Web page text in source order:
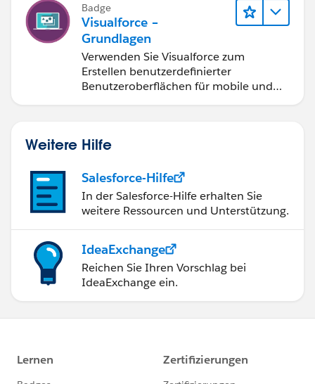
Badge
Visualforce –
Grundlagen
Verwenden Sie Visualforce zum
Erstellen benutzerdefinierter
Benutzeroberflächen für mobile und
Weitere Hilfe
Salesforce-Hilfe
In der Salesforce-Hilfe erhalten Sie
weitere Ressourcen und Unterstützung.
IdeaExchange
Reichen Sie Ihren Vorschlag bei
IdeaExchange ein.